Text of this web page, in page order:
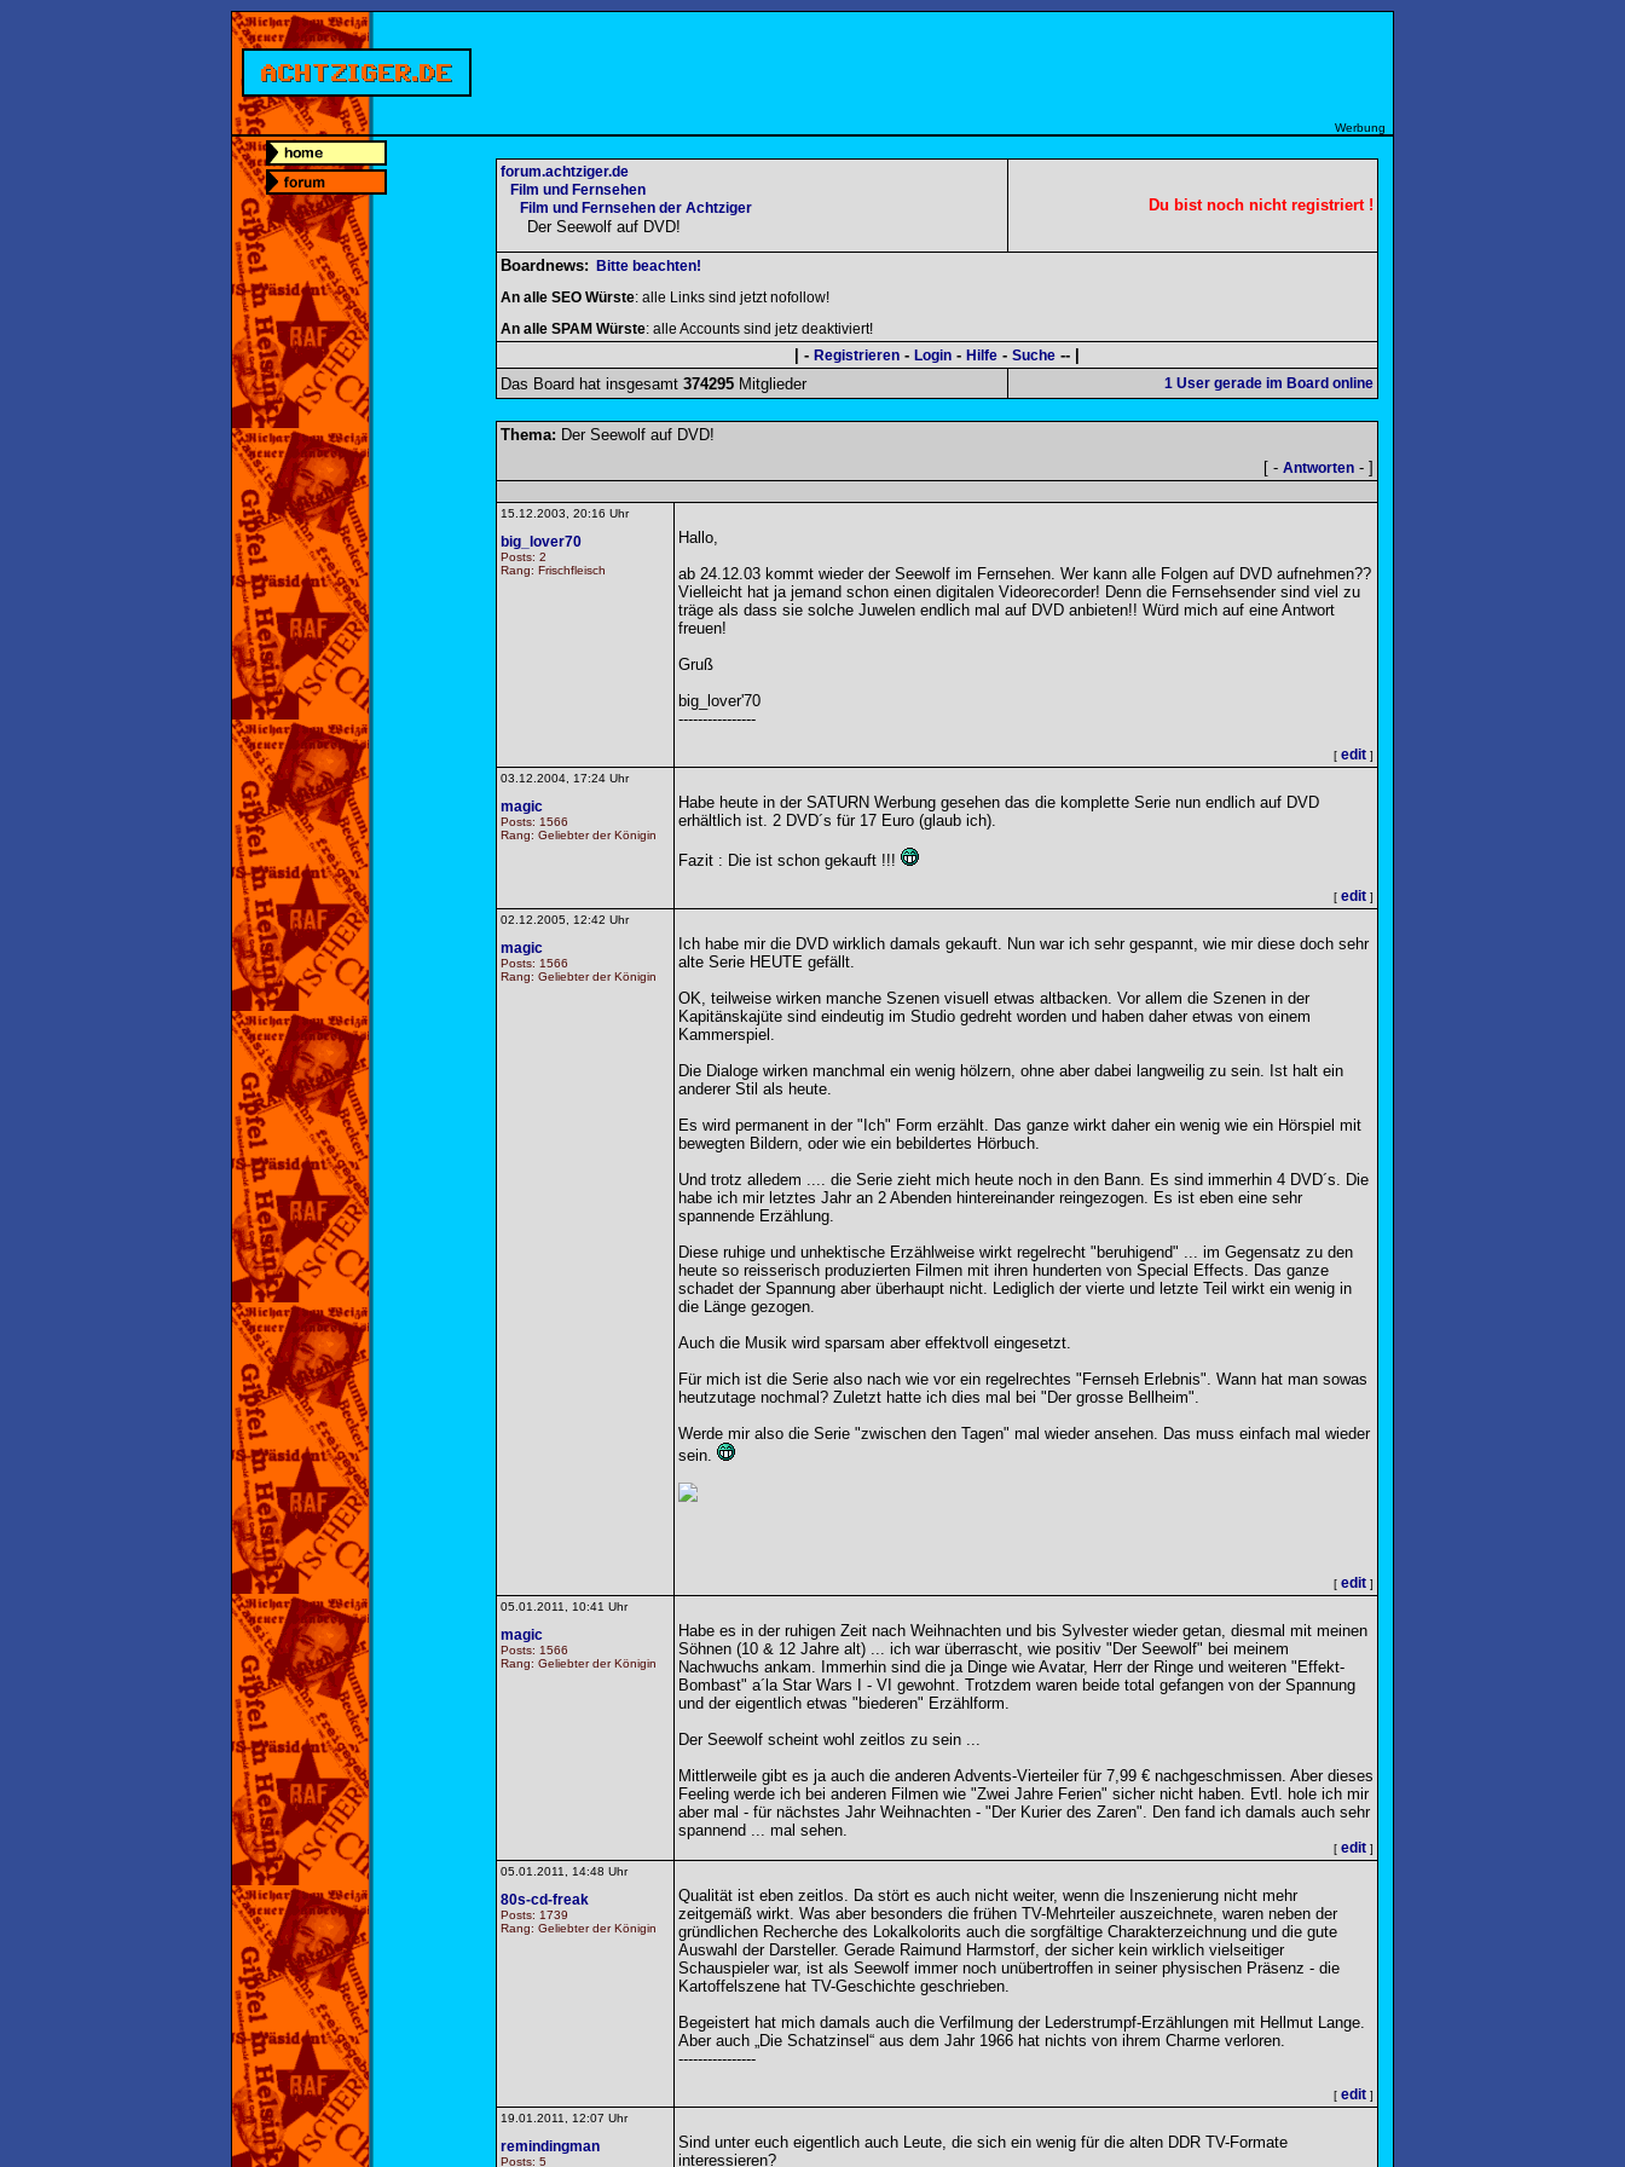
Werbung
forum.achtziger.de
Film und Fernsehen
Film und Fernsehen der Achtziger
Der Seewolf auf DVD!
Du bist noch nicht registriert !
Boardnews:
Bitte beachten!
An alle SEO Würste: alle Links sind jetzt nofollow!
An alle SPAM Würste: alle Accounts sind jetz deaktiviert!
| - Registrieren - Login - Hilfe - Suche -- |
Das Board hat insgesamt 374295 Mitglieder 1 User gerade im Board online
Thema: Der Seewolf auf DVD!
[ - Antworten - ]
15.12.2003, 20:16 Uhr
big_lover70
Posts: 2
Rang: Frischfleisch
Hallo,
ab 24.12.03 kommt wieder der Seewolf im Fernsehen. Wer kann alle Folgen auf DVD aufnehmen??
Vielleicht hat ja jemand schon einen digitalen Videorecorder! Denn die Fernsehsender sind viel zu
träge als dass sie solche Juwelen endlich mal auf DVD anbieten!! Würd mich auf eine Antwort
freuen!
Gruß
big_lover'70
----------------
[ edit ]
03.12.2004, 17:24 Uhr
magic
Posts: 1566
Rang: Geliebter der Königin
Habe heute in der SATURN Werbung gesehen das die komplette Serie nun endlich auf DVD
erhältlich ist. 2 DVD´s für 17 Euro (glaub ich).
Fazit : Die ist schon gekauft !!!
[ edit ]
02.12.2005, 12:42 Uhr
magic
Posts: 1566
Rang: Geliebter der Königin
Ich habe mir die DVD wirklich damals gekauft. Nun war ich sehr gespannt, wie mir diese doch sehr
alte Serie HEUTE gefällt.
OK, teilweise wirken manche Szenen visuell etwas altbacken. Vor allem die Szenen in der
Kapitänskajüte sind eindeutig im Studio gedreht worden und haben daher etwas von einem
Kammerspiel.
Die Dialoge wirken manchmal ein wenig hölzern, ohne aber dabei langweilig zu sein. Ist halt ein
anderer Stil als heute.
Es wird permanent in der "Ich" Form erzählt. Das ganze wirkt daher ein wenig wie ein Hörspiel mit
bewegten Bildern, oder wie ein bebildertes Hörbuch.
Und trotz alledem .... die Serie zieht mich heute noch in den Bann. Es sind immerhin 4 DVD´s. Die
habe ich mir letztes Jahr an 2 Abenden hintereinander reingezogen. Es ist eben eine sehr
spannende Erzählung.
Diese ruhige und unhektische Erzählweise wirkt regelrecht "beruhigend" ... im Gegensatz zu den
heute so reisserisch produzierten Filmen mit ihren hunderten von Special Effects. Das ganze
schadet der Spannung aber überhaupt nicht. Lediglich der vierte und letzte Teil wirkt ein wenig in
die Länge gezogen.
Auch die Musik wird sparsam aber effektvoll eingesetzt.
Für mich ist die Serie also nach wie vor ein regelrechtes "Fernseh Erlebnis". Wann hat man sowas
heutzutage nochmal? Zuletzt hatte ich dies mal bei "Der grosse Bellheim".
Werde mir also die Serie "zwischen den Tagen" mal wieder ansehen. Das muss einfach mal wieder
sein.
[ edit ]
05.01.2011, 10:41 Uhr
magic
Posts: 1566
Rang: Geliebter der Königin
Habe es in der ruhigen Zeit nach Weihnachten und bis Sylvester wieder getan, diesmal mit meinen
Söhnen (10 & 12 Jahre alt) ... ich war überrascht, wie positiv "Der Seewolf" bei meinem
Nachwuchs ankam. Immerhin sind die ja Dinge wie Avatar, Herr der Ringe und weiteren "Effekt-
Bombast" a´la Star Wars I - VI gewohnt. Trotzdem waren beide total gefangen von der Spannung
und der eigentlich etwas "biederen" Erzählform.
Der Seewolf scheint wohl zeitlos zu sein ...
Mittlerweile gibt es ja auch die anderen Advents-Vierteiler für 7,99 € nachgeschmissen. Aber dieses
Feeling werde ich bei anderen Filmen wie "Zwei Jahre Ferien" sicher nicht haben. Evtl. hole ich mir
aber mal - für nächstes Jahr Weihnachten - "Der Kurier des Zaren". Den fand ich damals auch sehr
spannend ... mal sehen.
[ edit ]
05.01.2011, 14:48 Uhr
80s-cd-freak
Posts: 1739
Rang: Geliebter der Königin
Qualität ist eben zeitlos. Da stört es auch nicht weiter, wenn die Inszenierung nicht mehr
zeitgemäß wirkt. Was aber besonders die frühen TV-Mehrteiler auszeichnete, waren neben der
gründlichen Recherche des Lokalkolorits auch die sorgfältige Charakterzeichnung und die gute
Auswahl der Darsteller. Gerade Raimund Harmstorf, der sicher kein wirklich vielseitiger
Schauspieler war, ist als Seewolf immer noch unübertroffen in seiner physischen Präsenz - die
Kartoffelszene hat TV-Geschichte geschrieben.
Begeistert hat mich damals auch die Verfilmung der Lederstrumpf-Erzählungen mit Hellmut Lange.
Aber auch „Die Schatzinsel“ aus dem Jahr 1966 hat nichts von ihrem Charme verloren.
----------------
[ edit ]
19.01.2011, 12:07 Uhr
remindingman
Posts: 5
Sind unter euch eigentlich auch Leute, die sich ein wenig für die alten DDR TV-Formate
interessieren?